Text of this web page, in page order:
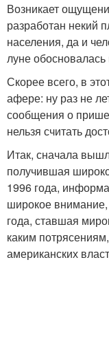
Возникает
разработан некий
населения, да и
луне
Скорее всего, в
афере: ну раз не
сообщения о
нельзя считать
Итак, сначала
получившая
1996 года,
широкое
года, ставшая
каким
американских